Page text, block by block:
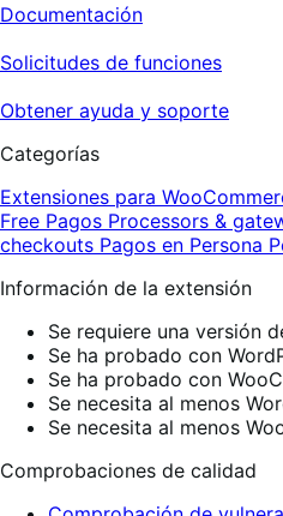
Documentación
Solicitudes de funciones
Obtener ayuda y soporte
Categorías
Extensiones para
Free Pagos Processors &
checkouts Pagos en Persona
Información de la extensión
Se requiere una versión
Se ha probado con
Se ha probado con
Se necesita al menos
Se necesita al menos
Comprobaciones de calidad